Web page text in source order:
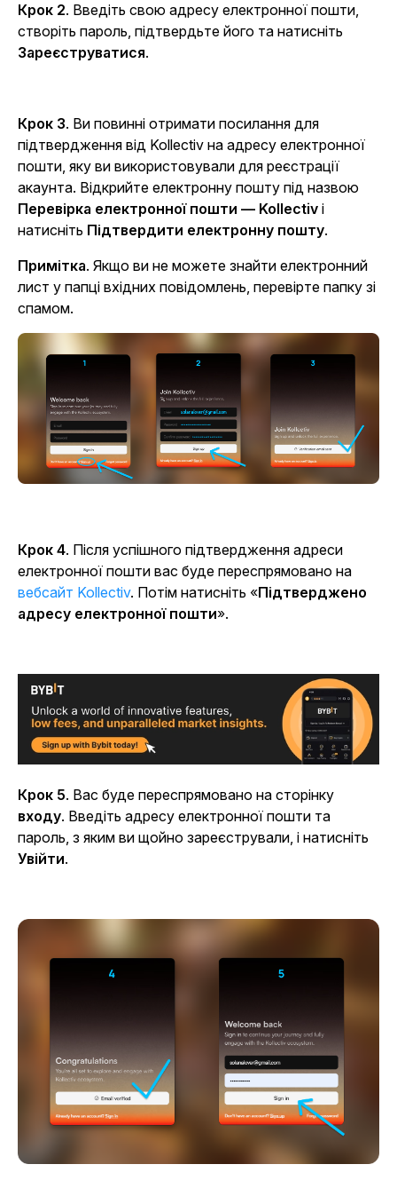
Крок 2. Введіть свою адресу електронної пошти,
створіть пароль, підтвердьте його та натисніть
Зареєструватися.
Крок 3. Ви повинні отримати посилання для
підтвердження від Kollectiv на адресу електронної
пошти, яку ви використовували для реєстрації
акаунта. Відкрийте електронну пошту під назвою
Перевірка електронної пошти — Kollectiv і
натисніть Підтвердити електронну пошту.
Примітка. Якщо ви не можете знайти електронний
лист у папці вхідних повідомлень, перевірте папку зі
спамом.
Крок 4. Після успішного підтвердження адреси
електронної пошти вас буде переспрямовано на
вебсайт Kollectiv. Потім натисніть «Підтверджено
адресу електронної пошти».
Крок 5. Вас буде переспрямовано на сторінку
входу. Введіть адресу електронної пошти та
пароль, з яким ви щойно зареєстрували, і натисніть
Увійти.